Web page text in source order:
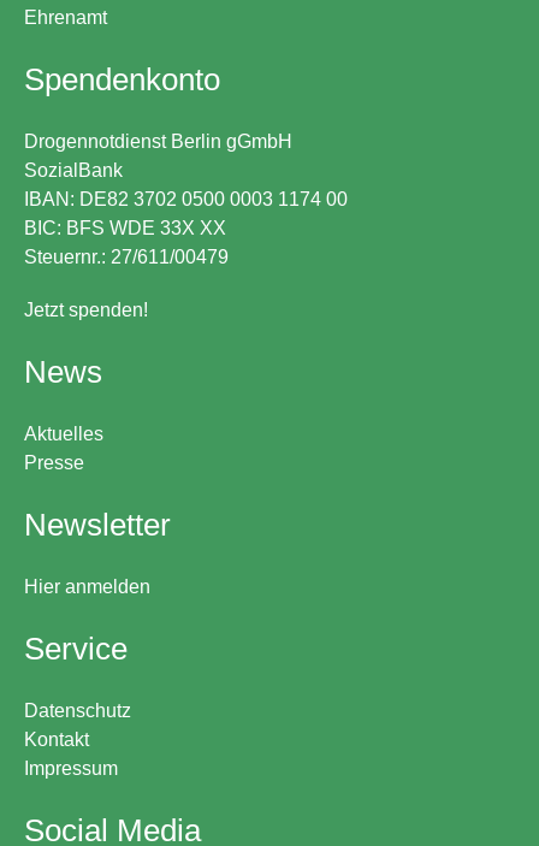
Ehrenamt
Spendenkonto
Drogennotdienst Berlin gGmbH
SozialBank
IBAN: DE82 3702 0500 0003 1174 00
BIC: BFS WDE 33X XX
Steuernr.: 27/611/00479
Jetzt spenden!
News
Aktuelles
Presse
Newsletter
Hier anmelden
Service
Datenschutz
Kontakt
Impressum
Social Media